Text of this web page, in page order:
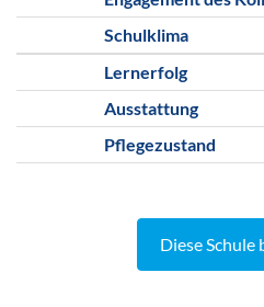
Schulklima
Lernerfolg
Ausstattung
Pflegezustand
Diese Schule